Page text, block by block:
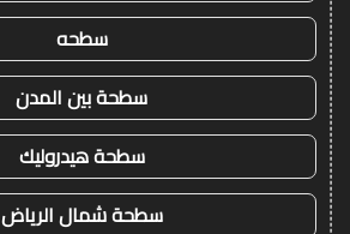
سطحه
سطحة بين المدن
سطحة هيدروليك
سطحة شمال الرياض